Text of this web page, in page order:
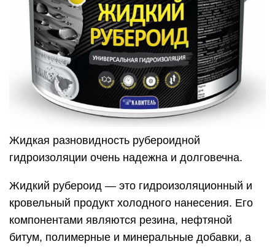
Жидкая разновидность рубероидной
гидроизоляции очень надежна и долговечна.
Жидкий рубероид — это гидроизоляционный и
кровельный продукт холодного нанесения. Его
компонентами являются резина, нефтяной
битум, полимерные и минеральные добавки, а